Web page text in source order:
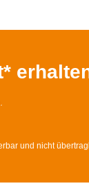
und nicht